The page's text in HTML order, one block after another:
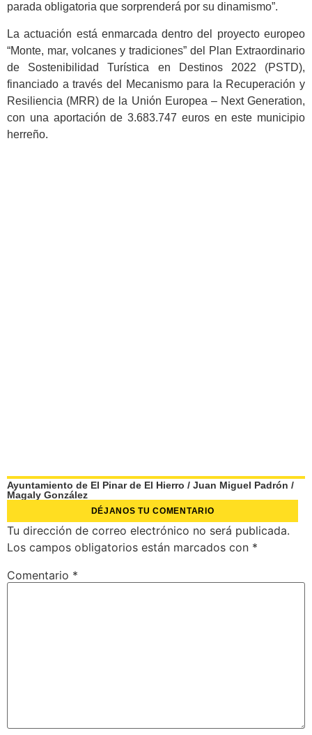
parada obligatoria que sorprenderá por su dinamismo”.
La actuación está enmarcada dentro del proyecto europeo
“Monte, mar, volcanes y tradiciones” del Plan Extraordinario
de Sostenibilidad Turística en Destinos 2022 (PSTD),
financiado a través del Mecanismo para la Recuperación y
Resiliencia (MRR) de la Unión Europea – Next Generation,
con una aportación de 3.683.747 euros en este municipio
herreño.
Ayuntamiento de El Pinar de El Hierro / Juan Miguel Padrón /
Magaly González
DÉJANOS TU COMENTARIO
Tu dirección de correo electrónico no será publicada.
Los campos obligatorios están marcados con *
Comentario *